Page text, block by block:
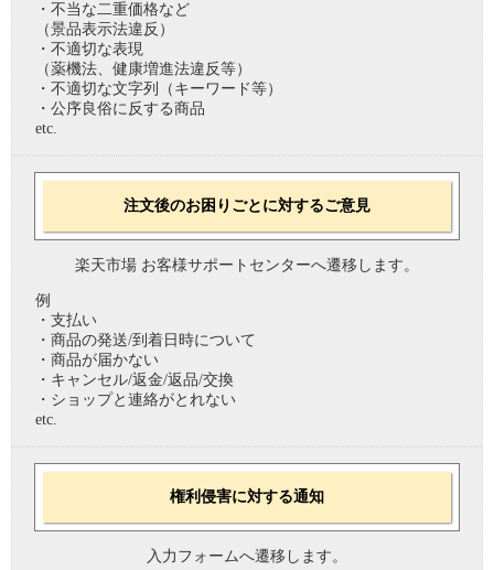
・不当な二重価格など
（景品表示法違反）
・不適切な表現
（薬機法、健康増進法違反等）
・不適切な文字列（キーワード等）
・公序良俗に反する商品
etc.
注文後のお困りごとに対するご意見
楽天市場 お客様サポートセンターへ遷移します。
例
・支払い
・商品の発送/到着日時について
・商品が届かない
・キャンセル/返金/返品/交換
・ショップと連絡がとれない
etc.
権利侵害に対する通知
入力フォームへ遷移します。